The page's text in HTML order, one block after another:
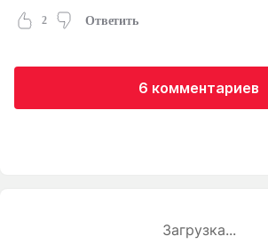
2 Ответить
6 комментариев
Загрузка...